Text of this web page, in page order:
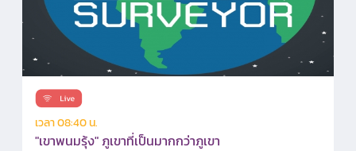
เวลา 08:40 น.
"เขาพนมรุ้ง" ภูเขาที่เป็นมากกว่าภูเขา